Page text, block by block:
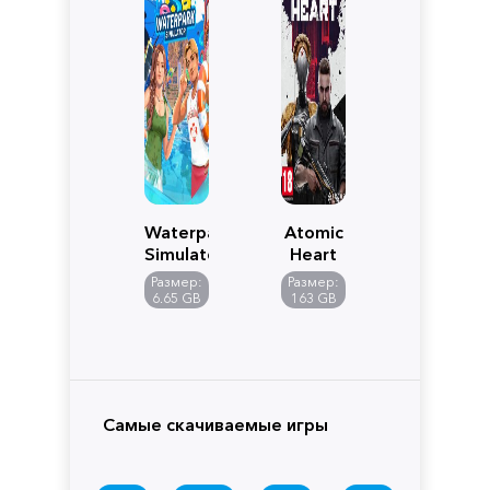
Waterpark
Simulator
Размер:
6.65 GB
Atomic
Heart
Размер:
163 GB
Самые скачиваемые игры